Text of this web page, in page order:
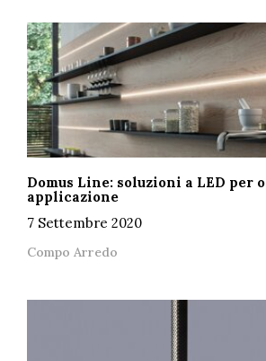
Domus Line: soluzioni a LED per
applicazione
7 Settembre 2020
Compo Arredo